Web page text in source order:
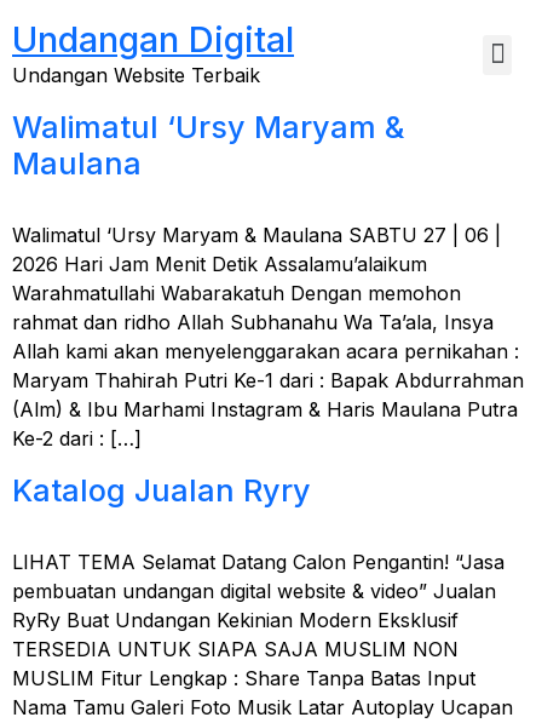
Undangan Digital
Undangan Website Terbaik
Walimatul ‘Ursy Maryam &
Maulana
Walimatul ‘Ursy Maryam & Maulana SABTU 27 | 06 |
2026 Hari Jam Menit Detik Assalamu’alaikum
Warahmatullahi Wabarakatuh Dengan memohon
rahmat dan ridho Allah Subhanahu Wa Ta’ala, Insya
Allah kami akan menyelenggarakan acara pernikahan :
Maryam Thahirah Putri Ke-1 dari : Bapak Abdurrahman
(Alm) & Ibu Marhami Instagram & Haris Maulana Putra
Ke-2 dari : […]
Katalog Jualan Ryry
LIHAT TEMA Selamat Datang Calon Pengantin! “Jasa
pembuatan undangan digital website & video” Jualan
RyRy Buat Undangan Kekinian Modern Eksklusif
TERSEDIA UNTUK SIAPA SAJA MUSLIM NON
MUSLIM Fitur Lengkap : Share Tanpa Batas Input
Nama Tamu Galeri Foto Musik Latar Autoplay Ucapan